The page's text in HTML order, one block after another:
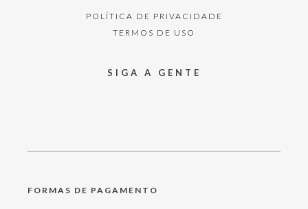
POLÍTICA DE PRIVACIDADE
TERMOS DE USO
SIGA A GENTE
FORMAS DE PAGAMENTO